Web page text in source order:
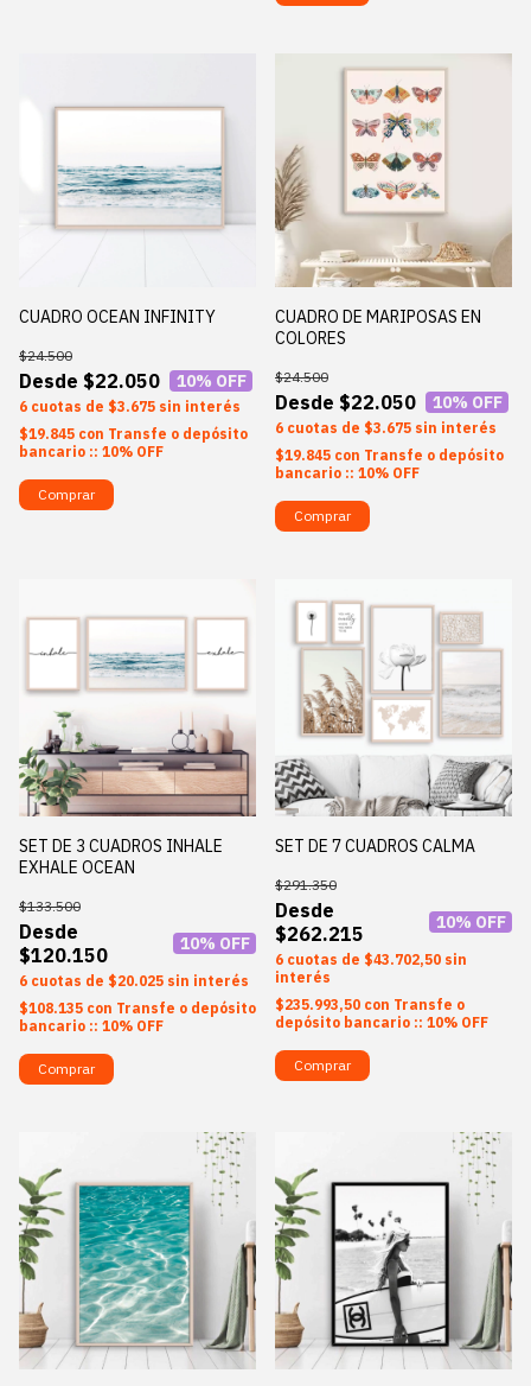
CUADRO OCEAN INFINITY
$22.050
$24.500
10% OFF
6 $3.675 sin interés
$19.845 con Transfe o depósito
bancario :: 10% OFF
Comprar
CUADRO DE MARIPOSAS EN
COLORES
$22.050
$24.500
10% OFF
6 $3.675 sin interés
$19.845 con Transfe o depósito
bancario :: 10% OFF
Comprar
SET DE 3 CUADROS INHALE
EXHALE OCEAN
$120.150
$133.500
10% OFF
6 $20.025 sin interés
$108.135 con Transfe o depósito
bancario :: 10% OFF
Comprar
SET DE 7 CUADROS CALMA
$262.215
$291.350
10% OFF
6 $43.702,50 sin
interés
$235.993,50 con Transfe o
depósito bancario :: 10% OFF
Comprar